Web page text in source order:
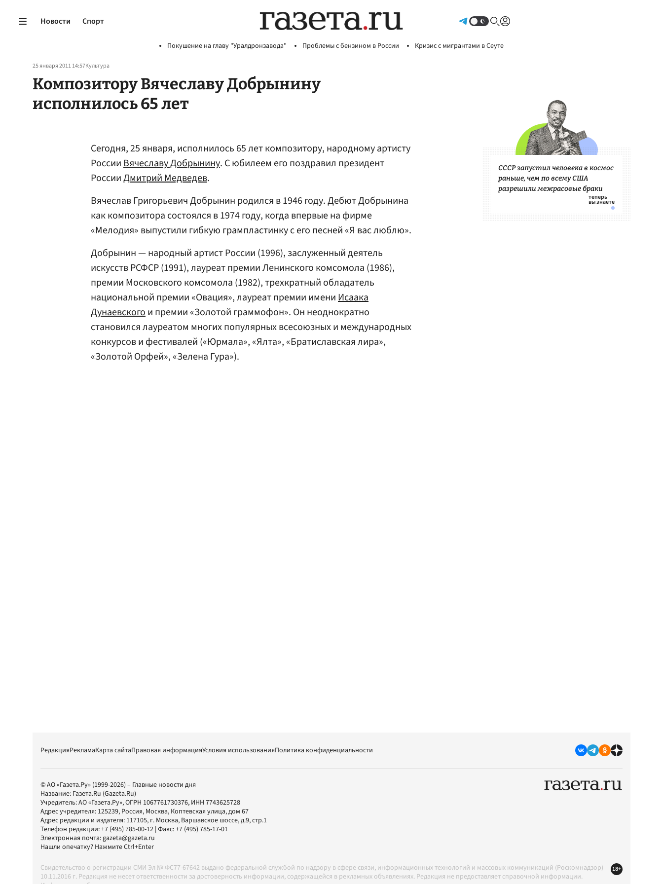
Новости Спорт
Покушение на главу "Уралдронзавода" Проблемы с бензином в России Кризис с мигрантами в Сеуте
25 января 2011 14:57Культура
Композитору Вячеславу Добрынину
исполнилось 65 лет
Сегодня, 25 января, исполнилось 65 лет композитору, народному артисту
РоссииВячеславу Добрынину. С юбилеем его поздравил президент
РоссииДмитрий Медведев.
Вячеслав Григорьевич Добрынин родился в 1946 году. Дебют Добрынина
как композитора состоялся в 1974 году, когда впервые на фирме
«Мелодия» выпустили гибкую грампластинку с его песней «Я вас люблю».
Добрынин — народный артист России (1996), заслуженный деятель
искусств РСФСР (1991), лауреат премии Ленинского комсомола (1986),
премии Московского комсомола (1982), трехкратный обладатель
национальной премии «Овация», лауреат премии имениИсаака
Дунаевскогои премии «Золотой граммофон». Он неоднократно
становился лауреатом многих популярных всесоюзных и международных
конкурсов и фестивалей («Юрмала», «Ялта», «Братиславская лира»,
«Золотой Орфей», «Зелена Гура»).
СССР запустил человека в космос
раньше, чем по всему США
разрешили межрасовые браки
РедакцияРекламаКарта сайтаПравовая информацияУсловия использованияПолитика конфиденциальности
© АО «Газета.Ру» (1999-2026) – Главные новости дня
Название: Газета.Ru (Gazeta.Ru)
Учредитель:АО «Газета.Ру», ОГРН 1067761730376, ИНН 7743625728
Адрес учредителя: 125239, Россия, Москва, Коптевская улица, дом 67
Адрес редакции и издателя: 117105, г. Москва, Варшавское шоссе, д.9, стр.1
Телефон редакции:+7 (495) 785-00-12 | Факс:+7 (495) 785-17-01
Электронная почта:gazeta@gazeta.ru
Нашли опечатку? Нажмите Ctrl+Enter
Свидетельство о регистрации СМИ Эл № ФС77-67642 выдано федеральной службой по надзору в сфере связи, информационных технологий и массовых коммуникаций (Роскомнадзор)
10.11.2016 г. Редакция не несет ответственности за достоверность информации, содержащейся в рекламных объявлениях. Редакция не предоставляет справочной информации.
18+